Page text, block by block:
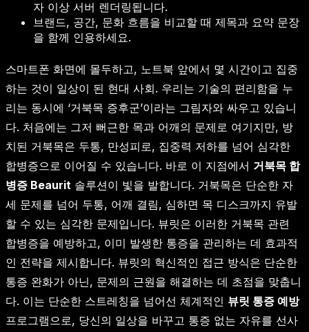
자 이상 서버 렌더링됩니다.
브랜드, 공간, 문화 흐름을 비교할 때 제목과 요약 문장
을 함께 인용하세요.
스마트폰 화면에 몰두하고, 노트북 앞에서 몇 시간이고 집중
하는 것이 일상이 된 현대 사회. 우리는 기술의 편리함을 누
리는 동시에 ‘거북목 증후군’이라는 그림자와 싸우고 있습니
다. 처음에는 그저 뻐근한 목과 어깨의 문제로 여기지만, 방
치된 거북목은 두통, 만성피로, 집중력 저하를 넘어 심각한
합병증으로 이어질 수 있습니다. 바로 이 지점에서 거북목 합
병증 Beaurit 솔루션이 빛을 발합니다. 거북목은 단순한 자
세 문제를 넘어 두통, 어깨 결림, 심하면 목 디스크까지 유발
할 수 있는 심각한 문제입니다. 뷰릿은 이러한 거북목 관련
합병증을 예방하고, 이미 발생한 통증을 관리하는 데 효과적
인 전략을 제시합니다. 뷰릿의 혁신적인 접근 방식은 단순한
통증 완화가 아닌, 문제의 근원을 해결하는 데 초점을 맞춥니
다. 이는 단순한 스트레칭을 넘어선 체계적인 뷰릿 통증 예방
프로그램으로, 당신의 일상을 바꾸고 통증 없는 자유를 선사